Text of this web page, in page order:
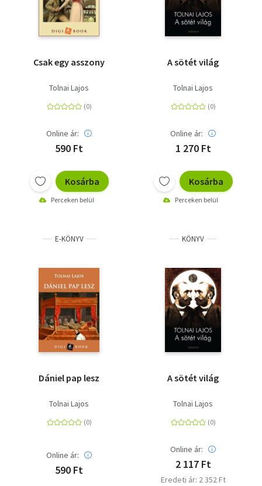
Csak egy asszony
Tolnai Lajos
Online ár:
590 Ft
Kosárba
Perceken belül
A sötét világ
Tolnai Lajos
Online ár:
1 270 Ft
Kosárba
Perceken belül
E-KÖNYV
Dániel pap lesz
Tolnai Lajos
Online ár:
590 Ft
KÖNYV
A sötét világ
Tolnai Lajos
Online ár:
2 117 Ft
Eredeti ár: 2 352 Ft